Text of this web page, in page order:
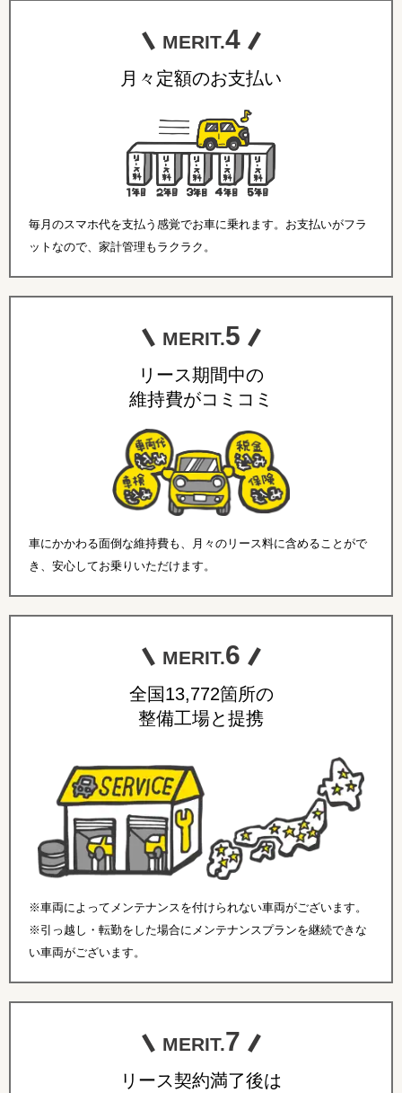
MERIT.4
月々定額のお支払い
毎月のスマホ代を支払う感覚でお車に乗れます。お支払いがフラ
ットなので、家計管理もラクラク。
MERIT.5
リース期間中の
維持費がコミコミ
車にかかわる面倒な維持費も、月々のリース料に含めることがで
き、安心してお乗りいただけます。
MERIT.6
全国13,772箇所の
整備工場と提携
※車両によってメンテナンスを付けられない車両がございます。
※引っ越し・転勤をした場合にメンテナンスプランを継続できな
い車両がございます。
MERIT.7
リース契約満了後は